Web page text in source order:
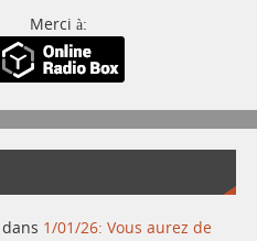
Merci à:
dans 1/01/26: Vous aurez de